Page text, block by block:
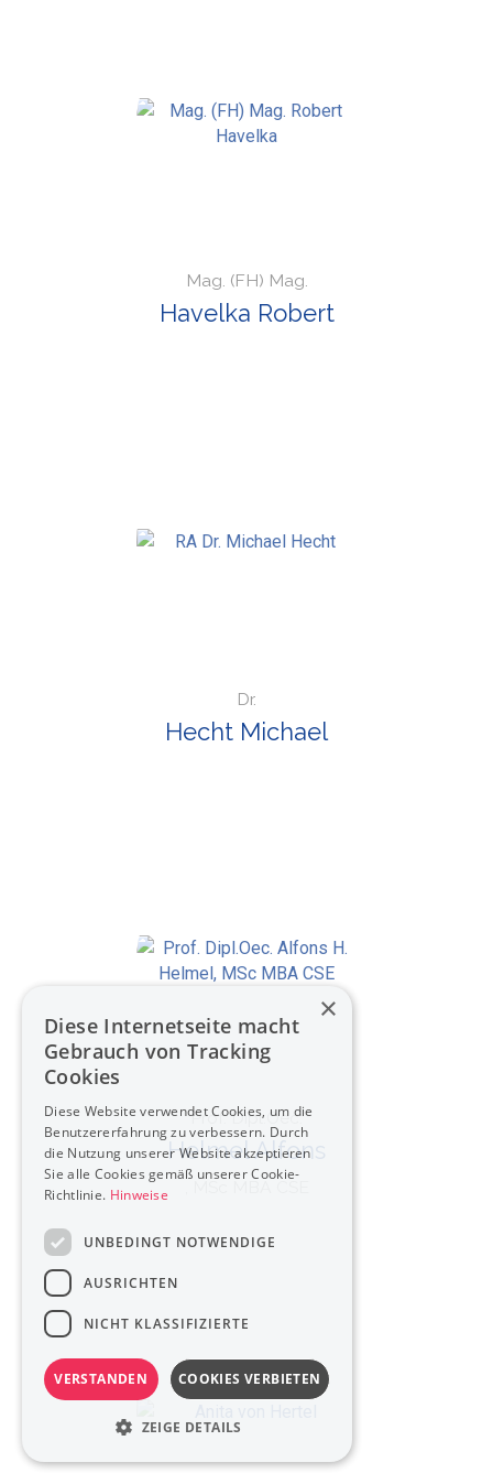
Mag. (FH) Mag.
Havelka Robert
Dr.
Hecht Michael
Prof. Dipl.Oec.
Helmel Alfons
×
Diese Internetseite macht
Gebrauch von Tracking
Cookies
Diese Website verwendet Cookies, um die
Benutzererfahrung zu verbessern. Durch
die Nutzung unserer Website akzeptieren
Sie alle Cookies gemäß unserer Cookie-
Richtlinie. Hinweise
UNBEDINGT NOTWENDIGE
AUSRICHTEN
NICHT KLASSIFIZIERTE
VERSTANDEN COOKIES VERBIETEN
ZEIGE DETAILS